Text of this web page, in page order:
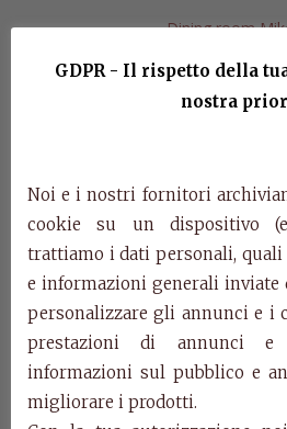
Dining room
GDPR - Il rispetto della
nostra
Noi e i nostri fornitori
cookie su un dispositivo
trattiamo i dati personali,
e informazioni generali inviate
personalizzare gli annunci e i
prestazioni di annunci e
informazioni sul pubblico e
migliorare i prodotti.